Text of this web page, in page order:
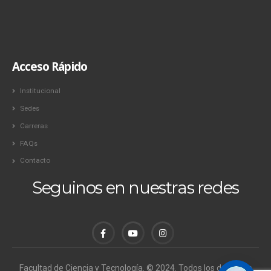
Acceso Rápido
Institucional
Sedes
Carreras
FAQs
Contacto
Seguinos en nuestras redes
Facultad de Ciencia y Tecnología. © 2024. Todos los derechos